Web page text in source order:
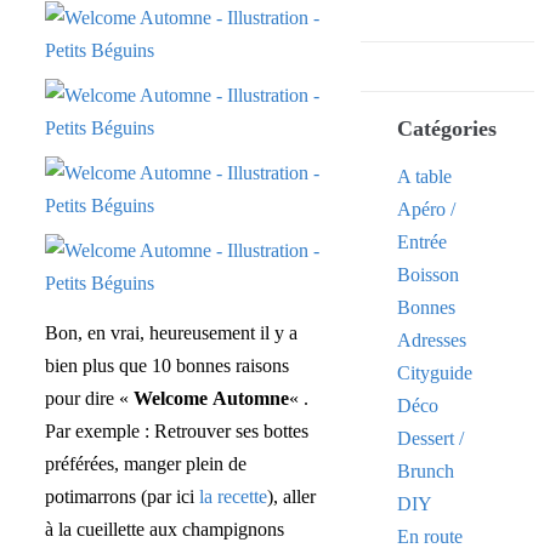
Bon, en vrai, heureusement il y a
bien plus que 10 bonnes raisons
pour dire « Welcome Automne« .
Par exemple : Retrouver ses bottes
préférées, manger plein de
potimarrons (par ici la recette), aller
à la cueillette aux champignons
Catégories
A table
Apéro /
Entrée
Boisson
Bonnes
Adresses
Cityguide
Déco
Dessert /
Brunch
DIY
En route